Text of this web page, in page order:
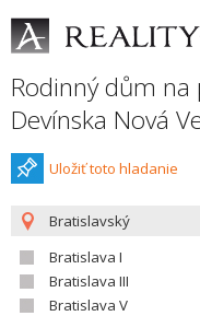
Rodinný dům na
Devínska Nová
Uložiť toto hladanie
Bratislavský
Bratislava I
Bratislava III
Bratislava V